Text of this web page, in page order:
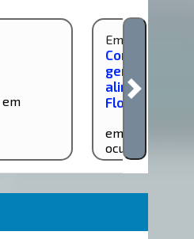
em
Empresas
Comércio
geral, com
alimentícios -
Florianópolis/
empregam
ocupações